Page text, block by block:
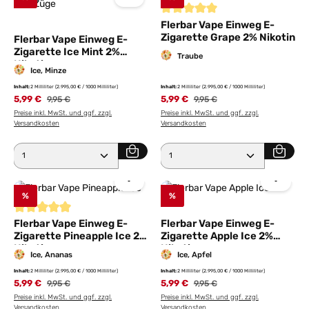
Flerbar Vape Einweg E-
Zigarette Ice Mint 2%
Nikotin
Ice, Minze
Inhalt:2 Milliliter (2.995,00 € / 1000 Milliliter)
5,99 € Regulärer Preis:
9,95 €
Preise inkl. MwSt. und ggf. zzgl.
Versandkosten
Produkt Anzahl: Gib den gewünschten Wert ein
Durchschnittliche Bewertung
Flerbar Vape Einweg E-
Zigarette Grape 2% Nikotin
Traube
Inhalt:2 Milliliter (2.995,00 € / 1000 Milliliter)
5,99 € Regulärer Preis:
9,95 €
Preise inkl. MwSt. und ggf. zzgl.
Versandkosten
Produkt Anzahl: Gib den
%
Durchschnittliche Bewertung von 5 von 5 Sternen
Flerbar Vape Einweg E-
Zigarette Pineapple Ice 2%
Nikotin
Ice, Ananas
Inhalt:2 Milliliter (2.995,00 € / 1000 Milliliter)
5,99 € Regulärer Preis:
9,95 €
Preise inkl. MwSt. und ggf. zzgl.
%
Flerbar Vape Einweg E-
Zigarette Apple Ice 2%
Nikotin
Ice, Apfel
Inhalt:2 Milliliter (2.995,00 € / 1000 Milliliter)
5,99 € Regulärer Preis:
9,95 €
Preise inkl. MwSt. und ggf. zzgl.